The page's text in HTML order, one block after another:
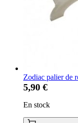
Zodiac palier de
5,90 €
En stock